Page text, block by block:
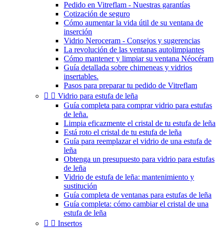
Pedido en Vitreflam - Nuestras garantías
Cotización de seguro
Cómo aumentar la vida útil de su ventana de
inserción
Vidrio Neroceram - Consejos y sugerencias
La revolución de las ventanas autolimpiantes
Cómo mantener y limpiar su ventana Néocéram
Guía detallada sobre chimeneas y vidrios
insertables.
Pasos para preparar tu pedido de Vitreflam
  Vidrio para estufa de leña
Guía completa para comprar vidrio para estufas
de leña.
Limpia eficazmente el cristal de tu estufa de leña
Está roto el cristal de tu estufa de leña
Guía para reemplazar el vidrio de una estufa de
leña
Obtenga un presupuesto para vidrio para estufas
de leña
Vidrio de estufa de leña: mantenimiento y
sustitución
Guía completa de ventanas para estufas de leña
Guía completa: cómo cambiar el cristal de una
estufa de leña
  Insertos